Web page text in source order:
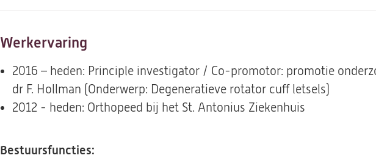
Werkervaring
2016 – heden: Principle investigator / Co-promotor: promotie
dr F. Hollman (Onderwerp: Degeneratieve rotator cuff letsels)
2012 - heden: Orthopeed bij het St. Antonius Ziekenhuis
Bestuursfuncties: